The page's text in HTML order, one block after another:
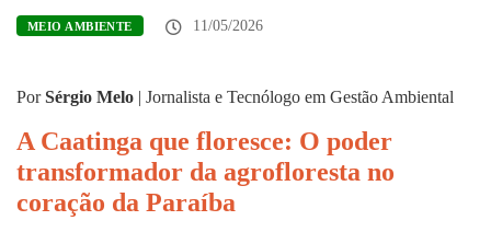
MEIO AMBIENTE 11/05/2026
PorSérgio Melo | Jornalista e Tecnólogo em Gestão Ambiental
A Caatinga que floresce: O poder
transformador da agrofloresta no
coração da Paraíba